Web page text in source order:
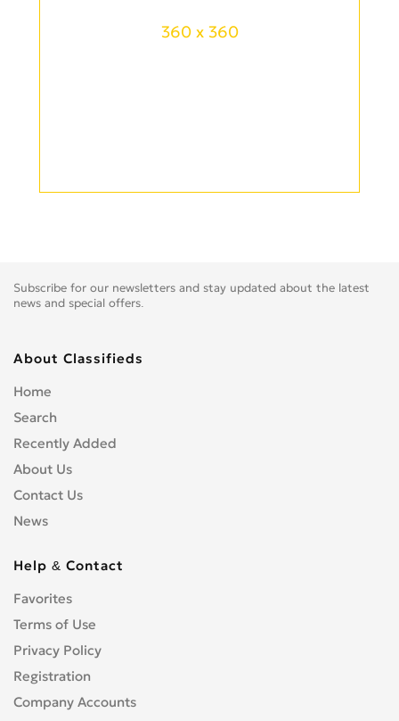
360 x 360
Subscribe for our newsletters and stay updated about the latest
news and special offers.
About Classifieds
Home
Search
Recently Added
About Us
Contact Us
News
Help & Contact
Favorites
Terms of Use
Privacy Policy
Registration
Company Accounts